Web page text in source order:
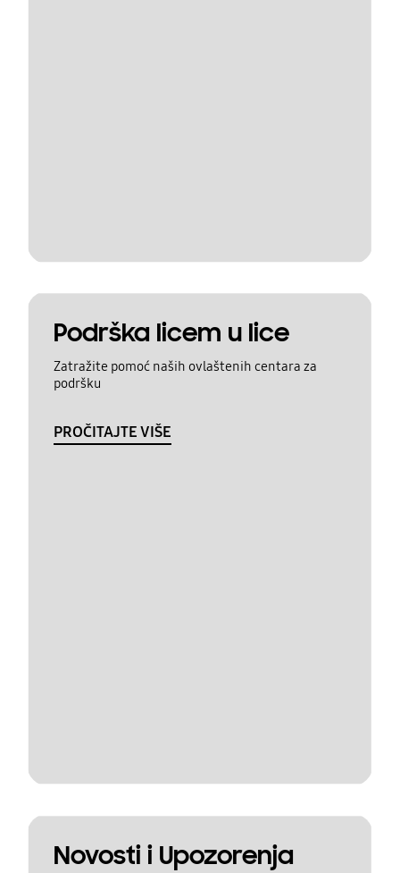
Podrška licem u lice
Zatražite pomoć naših ovlaštenih centara za
podršku
PROČITAJTE VIŠE
Novosti i Upozorenja